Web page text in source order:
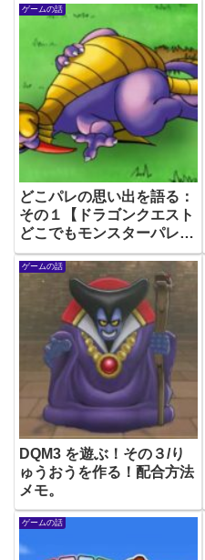
ゲームの話
どこパレの思い出を語る：
その１【ドラゴンクエスト
どこでもモンスターパレー
ド】
ゲームの話
DQM3 を遊ぶ！その３/り
ゅうおうを作る！配合方法
メモ。
ゲームの話